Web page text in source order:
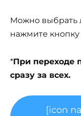
Можно выбрать
нажмите кнопку
*При переходе
сразу за всех.
[icon